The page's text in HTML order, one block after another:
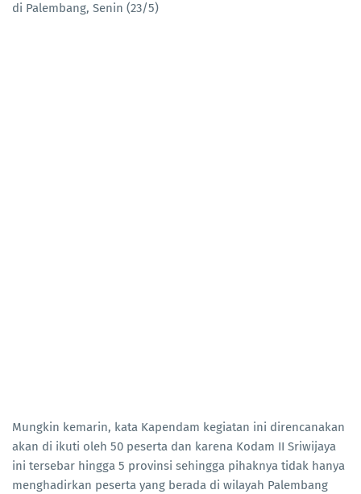
di Palembang, Senin (23/5)
Mungkin kemarin, kata Kapendam kegiatan ini direncanakan
akan di ikuti oleh 50 peserta dan karena Kodam II Sriwijaya
ini tersebar hingga 5 provinsi sehingga pihaknya tidak hanya
menghadirkan peserta yang berada di wilayah Palembang